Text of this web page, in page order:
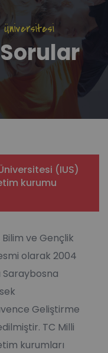
Üniversitesi
(IUS)
kurumu
ve Gençlik
olarak 2004
Saraybosna
Geliştirme
TC Milli
kurumları